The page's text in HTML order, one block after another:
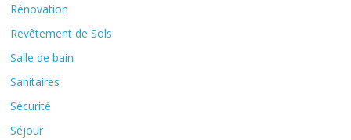
Rénovation
Revêtement de Sols
Salle de bain
Sanitaires
Sécurité
Séjour